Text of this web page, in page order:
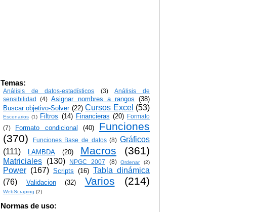
Temas:
Análisis de datos-estadísticos (3)
Análisis de
sensibilidad
(4) Asignar nombres a rangos
(38)
Buscar objetivo-Solver (22) Cursos Excel (53)
Escenarios (1) Filtros (14) Financieras (20)
Formato
(7)
Formato condicional (40)
Funciones
(370)
Funciones Base de datos (8) Gráficos
(111)
LAMBDA (20) Macros (361)
Matriciales (130) NPGC 2007 (8) Ordenar (2)
Power (167) Scripts (16) Tabla dinámica
(76)
Validacion (32) Varios (214)
WebScraping (2)
Normas de uso: